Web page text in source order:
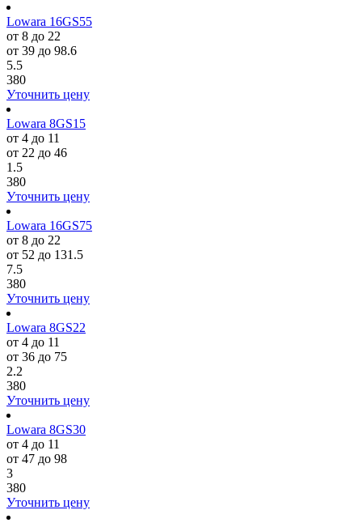
Lowara 16GS55
от 8 до 22
от 39 до 98.6
5.5
380
Уточнить цену
Lowara 8GS15
от 4 до 11
от 22 до 46
1.5
380
Уточнить цену
Lowara 16GS75
от 8 до 22
от 52 до 131.5
7.5
380
Уточнить цену
Lowara 8GS22
от 4 до 11
от 36 до 75
2.2
380
Уточнить цену
Lowara 8GS30
от 4 до 11
от 47 до 98
3
380
Уточнить цену